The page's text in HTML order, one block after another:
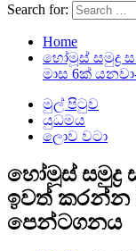
Search for:
Home
හෝමූස් සමුද්‍ර
මාස 6ක්
මුල් පිටුව
යුධමය
ලොව වටා
හෝමූස්
ඉවත් කරන්න
පෙන්ටගනය